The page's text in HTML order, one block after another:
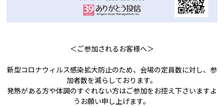
＜ご参加されるお客様へ＞
新型コロナウィルス感染拡大防止のため、会場の定員数に対し、 参
加者数を減らしております。
発熱がある方や体調のすぐれない方はご参加をお控え下さいますよ
うお願い申し上げます。